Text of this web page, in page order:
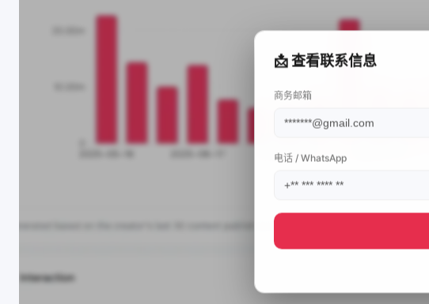
📩 查看联系信息
商务邮箱
电话 / WhatsApp